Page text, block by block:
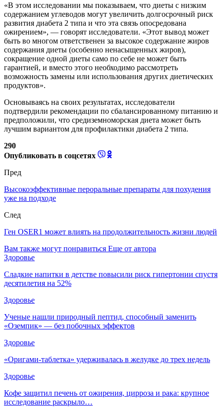
«В этом исследовании мы показываем, что диеты с низким
содержанием углеводов могут увеличить долгосрочный риск
развития диабета 2 типа и что эта связь опосредована
ожирением», — говорят исследователи. «Этот вывод может
быть во многом ответственен за высокое содержание жиров
содержания диеты (особенно ненасыщенных жиров),
сокращение одной диеты само по себе не может быть
гарантией, и вместо этого необходимо рассмотреть
возможность замены или использования других диетических
продуктов».
Основываясь на своих результатах, исследователи
подтвердили рекомендации по сбалансированному питанию и
предположили, что средиземноморская диета может быть
лучшим вариантом для профилактики диабета 2 типа.
290
Опубликовать в соцсетях
Пред
Высокоэффективные пероральные препараты для похудения
уже на подходе
След
Ген OSER1 может влиять на продолжительность жизни людей
Вам также могут понравиться Еще от автора
Здоровье
Сладкие напитки в детстве повысили риск гипертонии спустя
десятилетия на 52%
Здоровье
Ученые нашли природный пептид, способный заменить
«Оземпик» — без побочных эффектов
Здоровье
«Оригами-таблетка» удерживалась в желудке до трех недель
Здоровье
Кофе защитил печень от ожирения, цирроза и рака: крупное
исследование раскрыло…